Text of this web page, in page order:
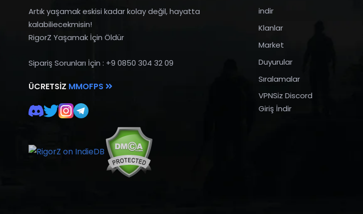
Artık yaşamak eskisi kadar kolay değil, hayatta
kalabiliecekmisin!
RigorZ Yaşamak İçin Öldür
Sipariş Sorunları İçin : +9 0850 304 32 09
ÜCRETSIZ MMOFPS
indir
Klanlar
Market
Duyurular
Sıralamalar
VPNSiz Discord
Giriş İndir